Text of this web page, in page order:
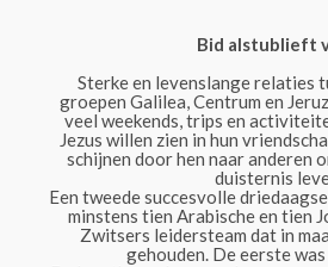
Bid alstublieft
Sterke en levenslange relaties
groepen Galilea, Centrum en
veel weekends, trips en
Jezus willen zien in hun
schijnen door hen naar anderen
duisternis
Een tweede succesvolle
minstens tien Arabische en tien
Zwitsers leidersteam dat in
gehouden. De eerste